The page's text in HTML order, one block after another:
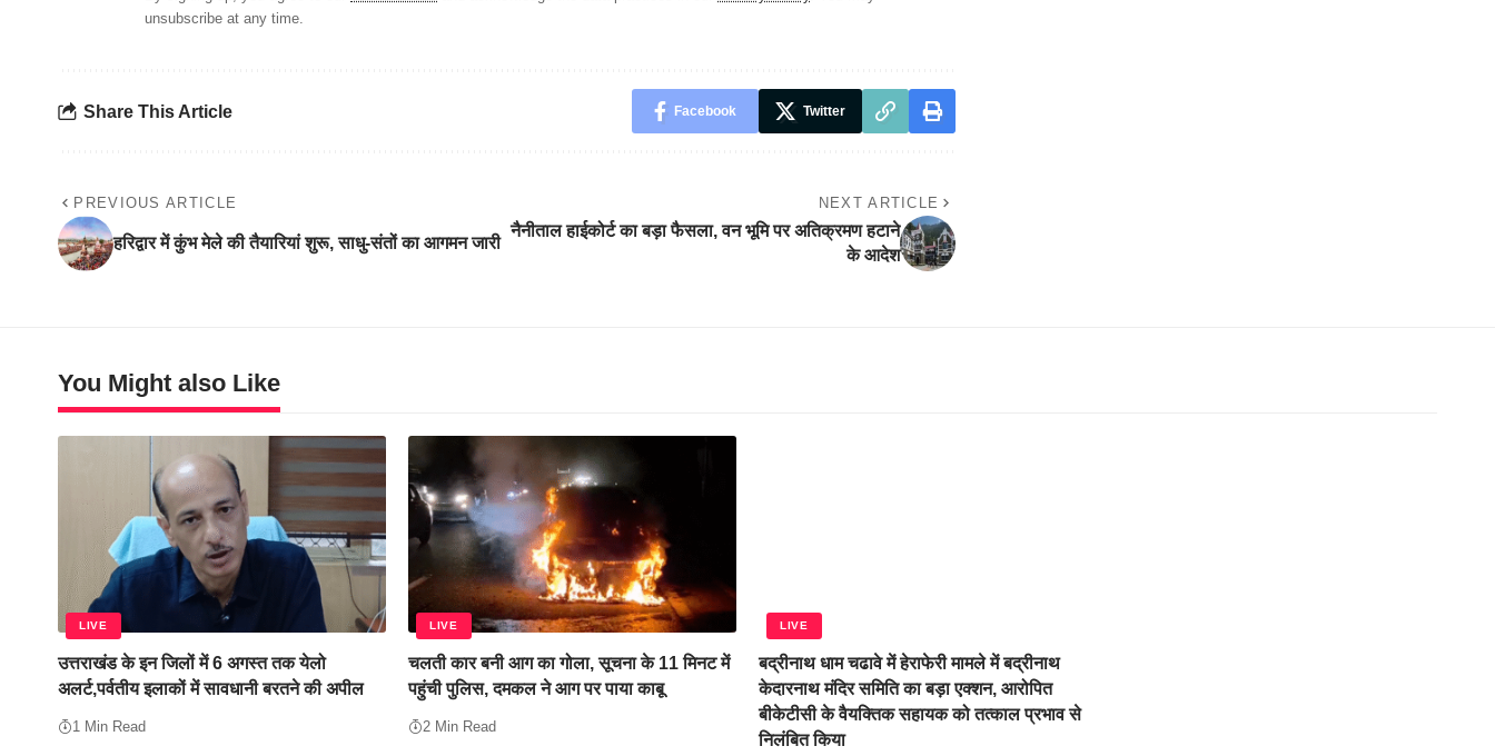
unsubscribe at any time.
Share This Article Facebook Twitter
PREVIOUS ARTICLE
हरिद्वार में कुंभ मेले की तैयारियां शुरू, साधु-संतों का आगमन जारी
NEXT ARTICLE
नैनीताल हाईकोर्ट का बड़ा फैसला, वन भूमि पर अतिक्रमण हटाने
के आदेश
You Might also Like
LIVE
उत्तराखंड के इन जिलों में 6 अगस्त तक येलो
अलर्ट,पर्वतीय इलाकों में सावधानी बरतने की अपील
1 Min Read
LIVE
चलती कार बनी आग का गोला, सूचना के 11 मिनट में
पहुंची पुलिस, दमकल ने आग पर पाया काबू
2 Min Read
LIVE
बद्रीनाथ धाम चढावे में हेराफेरी मामले में बद्रीनाथ
केदारनाथ मंदिर समिति का बड़ा एक्शन, आरोपित
बीकेटीसी के वैयक्तिक सहायक को तत्काल प्रभाव से
निलंबित किया